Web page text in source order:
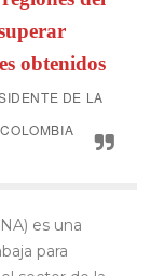
obtenidos
DE LA
es una
para